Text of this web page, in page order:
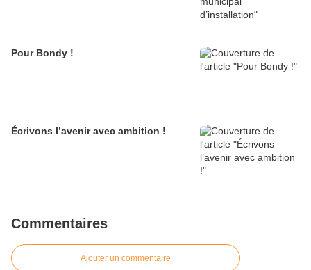
Pour Bondy !
Écrivons l’avenir avec ambition !
Commentaires
Ajouter un commentaire